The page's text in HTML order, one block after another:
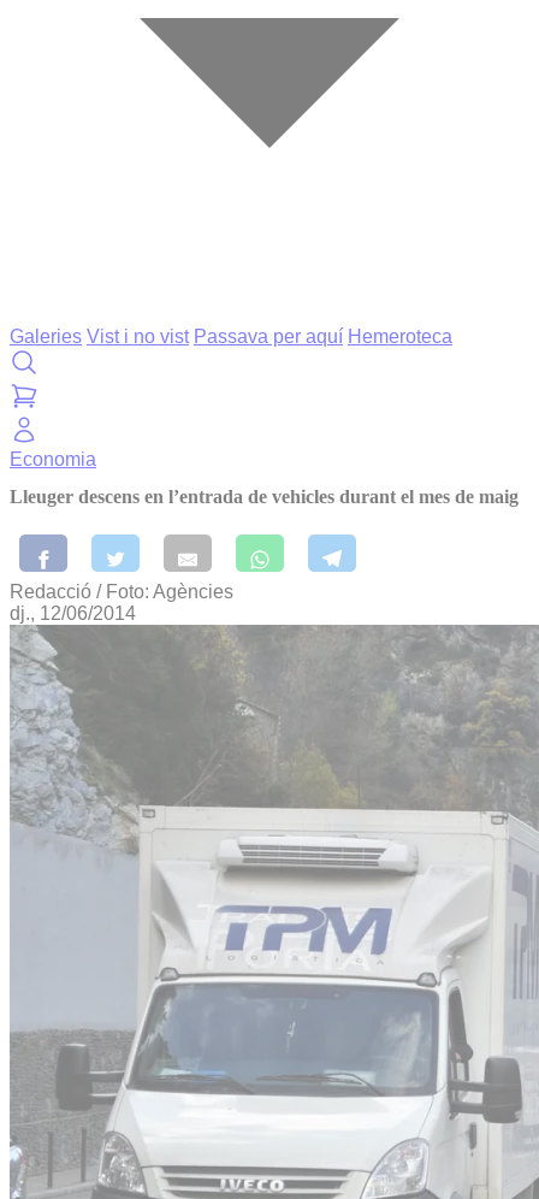
Galeries Vist i no vist Passava per aquí Hemeroteca
Economia
Lleuger descens en l’entrada de vehicles durant el mes de maig
Redacció / Foto: Agències
dj., 12/06/2014